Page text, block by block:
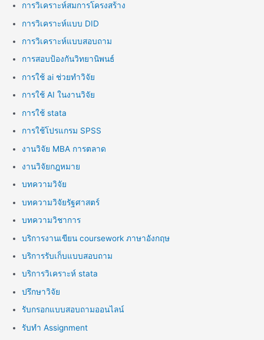
การวิเคราะห์สมการโครงสร้าง
การวิเคราะห์แบบ DID
การวิเคราะห์แบบสอบถาม
การสอบป้องกันวิทยานิพนธ์
การใช้ ai ช่วยทำวิจัย
การใช้ AI ในงานวิจัย
การใช้ stata
การใช้โปรแกรม SPSS
งานวิจัย MBA การตลาด
งานวิจัยกฎหมาย
บทความวิจัย
บทความวิจัยรัฐศาสตร์
บทความวิชาการ
บริการงานเขียน coursework ภาษาอังกฤษ
บริการรับเก็บแบบสอบถาม
บริการวิเคราะห์ stata
ปรึกษาวิจัย
รับกรอกแบบสอบถามออนไลน์
รับทำ Assignment